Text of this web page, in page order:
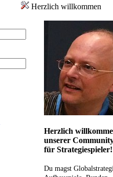
Herzlich willkommen
Herzlich
unserer
für Strategiespieler!
Du magst